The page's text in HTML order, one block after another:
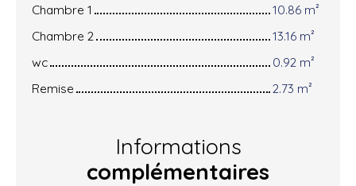
Chambre 1
10.86 m²
Chambre 2
13.16 m²
wc
0.92 m²
Remise
2.73 m²
Informations
complémentaires